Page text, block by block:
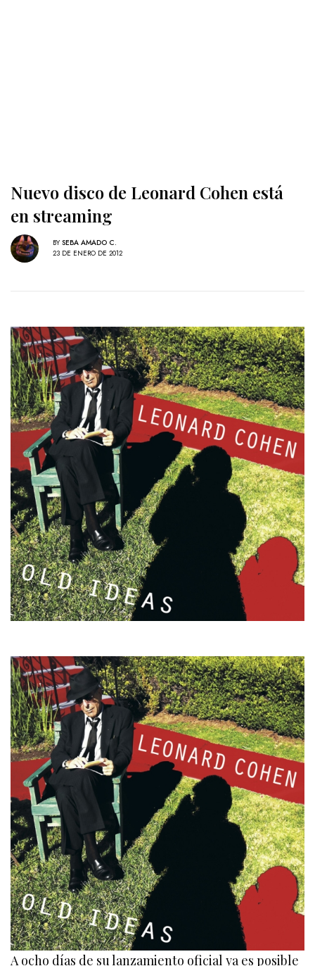
Nuevo disco de Leonard Cohen está
en streaming
BY SEBA AMADO C.
23 DE ENERO DE 2012
A ocho días de su lanzamiento oficial ya es posible